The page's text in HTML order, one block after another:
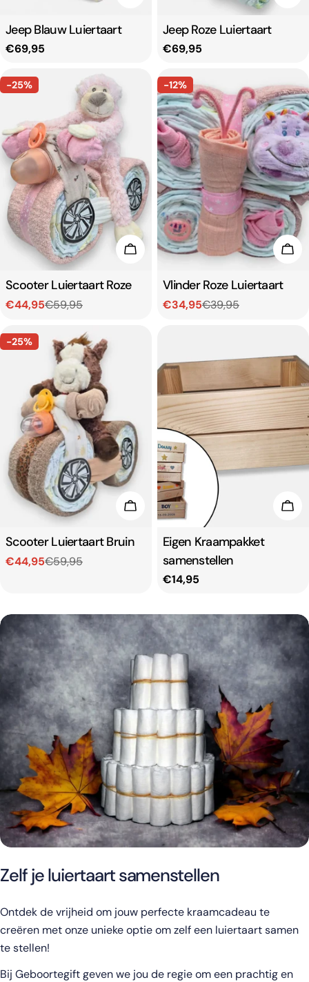
Type:
Jeep Blauw Luiertaart
Normale
€69,95
Type:
Jeep Roze Luiertaart
Normale
€69,95
-25%
Toevoegen aan winkelwagen
Type:
Scooter Luiertaart Roze
Verkoopprijs
€44,95
Normale€59,95
-12%
Type:
Vlinder Roze Luiertaart
Verkoopprijs
€34,95
Normale€39,95
-25%
Toevoegen aan winkelwagen
Type:
Scooter Luiertaart Bruin
Verkoopprijs
€44,95
Normale€59,95
Type:
Eigen Kraampakket
samenstellen
Normale
€14,95
Zelf je luiertaart samenstellen
Ontdek de vrijheid om jouw perfecte kraamcadeau te
creëren met onze unieke optie om zelf een luiertaart samen
te stellen!
Bij Geboortegift geven we jou de regie om een prachtig en